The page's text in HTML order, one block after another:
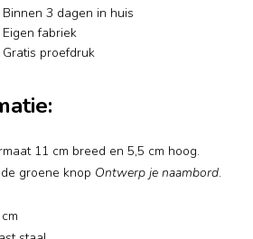
Binnen 3 dagen in huis
Eigen fabriek
Gratis proefdruk
11 cm breed en 5,5 cm hoog.
groene knop Ontwerp je naambord.